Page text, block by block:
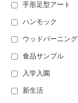
手形足型アート
ハンモック
ウッドバーニング
食品サンプル
入学入園
新生活